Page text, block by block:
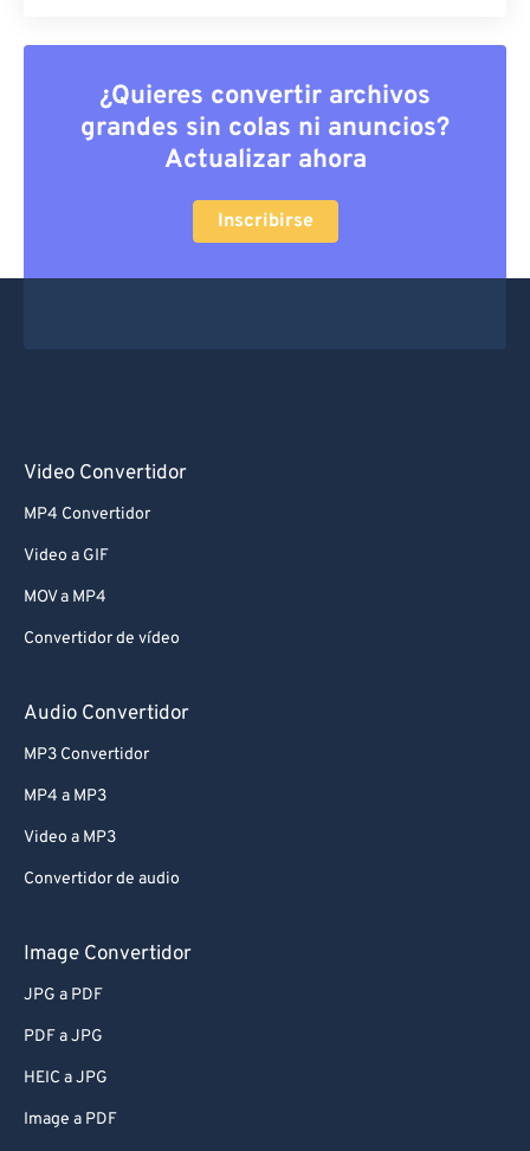
¿Quieres convertir archivos
grandes sin colas ni anuncios?
Actualizar ahora
Inscribirse
Video Convertidor
MP4 Convertidor
Video a GIF
MOV a MP4
Convertidor de vídeo
Audio Convertidor
MP3 Convertidor
MP4 a MP3
Video a MP3
Convertidor de audio
Image Convertidor
JPG a PDF
PDF a JPG
HEIC a JPG
Image a PDF